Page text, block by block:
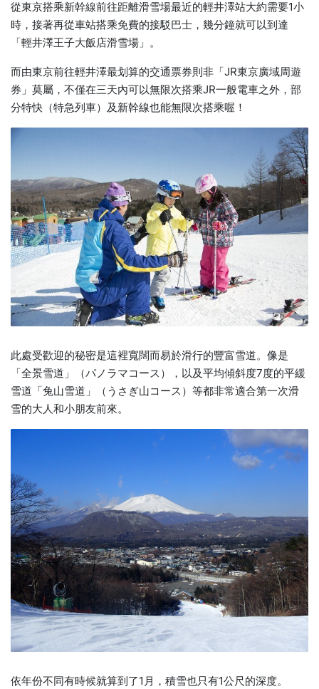
從東京搭乘新幹線前往距離滑雪場最近的輕井澤站大約需要1小
時，接著再從車站搭乘免費的接駁巴士，幾分鐘就可以到達
「輕井澤王子大飯店滑雪場」。
而由東京前往輕井澤最划算的交通票券則非「JR東京廣域周遊
券」莫屬，不僅在三天內可以無限次搭乘JR一般電車之外，部
分特快（特急列車）及新幹線也能無限次搭乘喔！
此處受歡迎的秘密是這裡寬闊而易於滑行的豐富雪道。像是
「全景雪道」（パノラマコース），以及平均傾斜度7度的平緩
雪道「兔山雪道」（うさぎ山コース）等都非常適合第一次滑
雪的大人和小朋友前來。
依年份不同有時候就算到了1月，積雪也只有1公尺的深度。